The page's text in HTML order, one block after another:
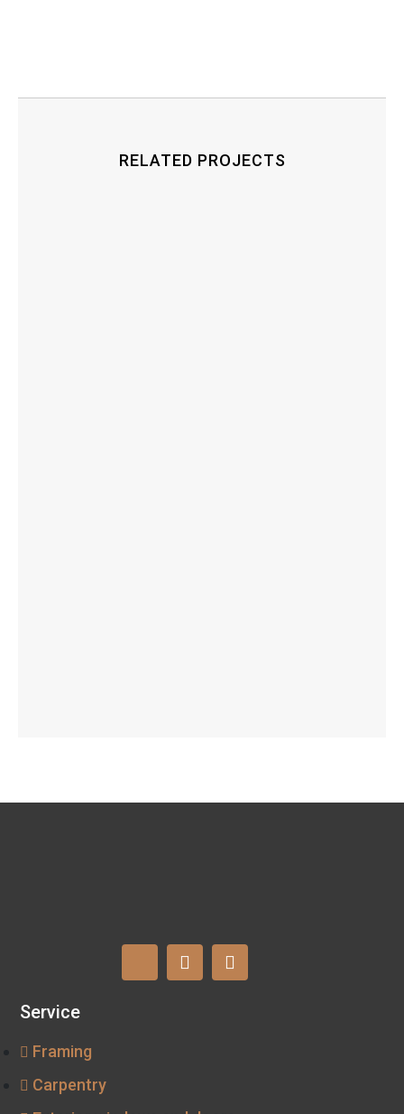
RELATED PROJECTS
Service
Framing
Carpentry